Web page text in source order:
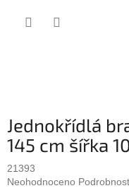
Jednokřídlá
145 cm šířka
21393
Průměrné
Neohodnoceno